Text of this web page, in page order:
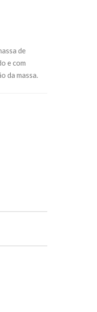
de
e com
da massa.